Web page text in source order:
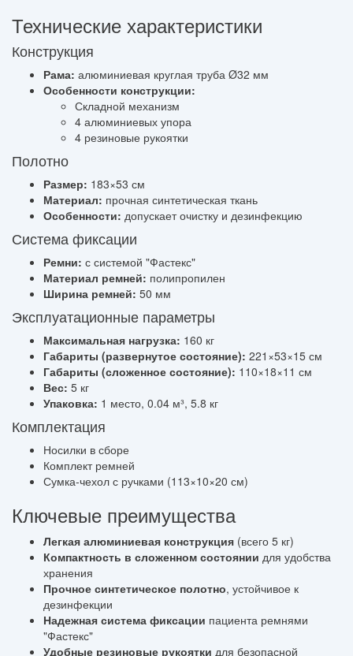
Технические характеристики
Конструкция
Рама: алюминиевая круглая труба Ø32 мм
Особенности конструкции:
Складной механизм
4 алюминиевых упора
4 резиновые рукоятки
Полотно
Размер: 183×53 см
Материал: прочная синтетическая ткань
Особенности: допускает очистку и дезинфекцию
Система фиксации
Ремни: с системой "Фастекс"
Материал ремней: полипропилен
Ширина ремней: 50 мм
Эксплуатационные параметры
Максимальная нагрузка: 160 кг
Габариты (развернутое состояние): 221×53×15 см
Габариты (сложенное состояние): 110×18×11 см
Вес: 5 кг
Упаковка: 1 место, 0.04 м³, 5.8 кг
Комплектация
Носилки в сборе
Комплект ремней
Сумка-чехол с ручками (113×10×20 см)
Ключевые преимущества
Легкая алюминиевая конструкция (всего 5 кг)
Компактность в сложенном состоянии для удобства
хранения
Прочное синтетическое полотно, устойчивое к
дезинфекции
Надежная система фиксации пациента ремнями
"Фастекс"
Удобные резиновые рукоятки для безопасной